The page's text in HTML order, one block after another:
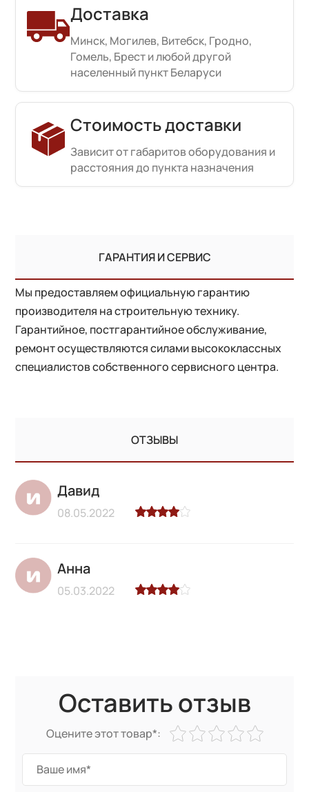
Доставка
Минск, Могилев, Витебск, Гродно,
Гомель, Брест и любой другой
населенный пункт Беларуси
Стоимость доставки
Зависит от габаритов оборудования и
расстояния до пункта назначения
ГАРАНТИЯ И СЕРВИС
Мы предоставляем официальную гарантию
производителя на строительную технику.
Гарантийное, постгарантийное обслуживание,
ремонт осуществляются силами высококлассных
специалистов собственного сервисного центра.
ОТЗЫВЫ
Давид
08.05.2022
Анна
05.03.2022
Оставить отзыв
Оцените этот товар*: